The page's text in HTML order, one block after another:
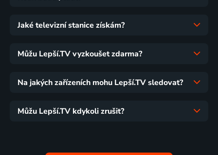
Jaké televizní stanice získám?
Můžu Lepší.TV vyzkoušet zdarma?
Na jakých zařízeních mohu Lepší.TV sledovat?
Můžu Lepší.TV kdykoli zrušit?